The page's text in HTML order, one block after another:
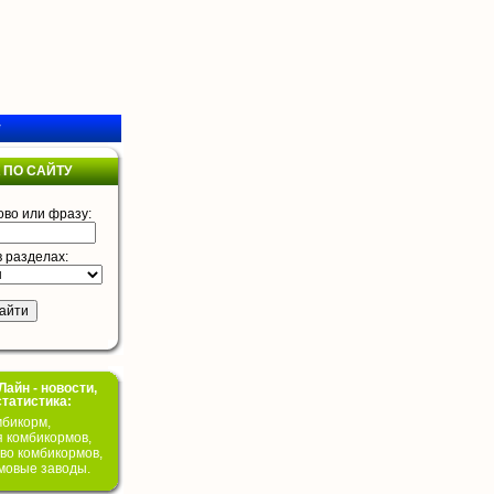
САЙТУ
или фразу:
разделах:
- новости,
комбикормов,
комбикормов,
заводы.